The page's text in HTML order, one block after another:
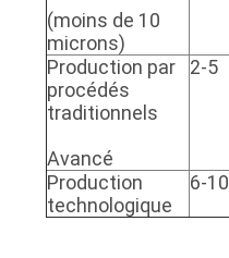
(moins de 10
microns)
Production par
procédés
traditionnels
Avancé
2-5
Production
technologique
6-10